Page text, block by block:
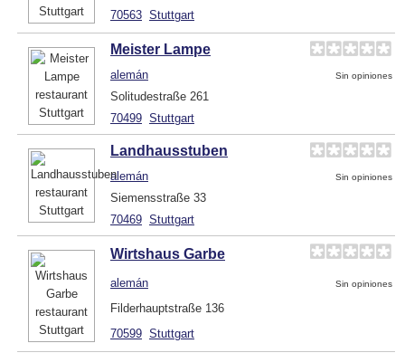
70563 Stuttgart
Meister Lampe
alemán Sin opiniones
Solitudestraße 261
70499 Stuttgart
Landhausstuben
alemán Sin opiniones
Siemensstraße 33
70469 Stuttgart
Wirtshaus Garbe
alemán Sin opiniones
Filderhauptstraße 136
70599 Stuttgart